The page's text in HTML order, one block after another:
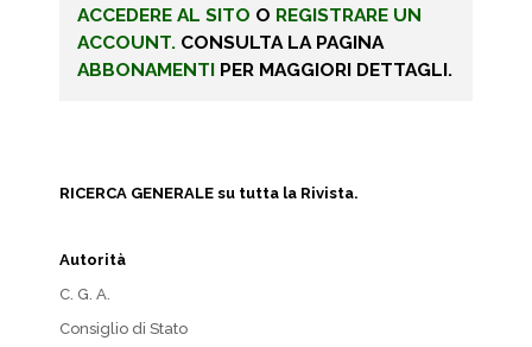
ACCEDERE AL SITO O REGISTRARE UN
ACCOUNT. CONSULTA LA PAGINA
ABBONAMENTI PER MAGGIORI DETTAGLI.
RICERCA GENERALE su tutta la Rivista.
Autorità
C. G. A.
Consiglio di Stato